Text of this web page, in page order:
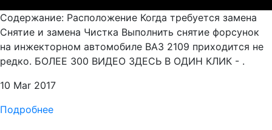
Содержание: Расположение Когда требуется замена
Снятие и замена Чистка Выполнить снятие форсунок
на инжекторном автомобиле ВАЗ 2109 приходится не
редко. БОЛЕЕ 300 ВИДЕО ЗДЕСЬ В ОДИН КЛИК - .
10 Mar 2017
Подробнее